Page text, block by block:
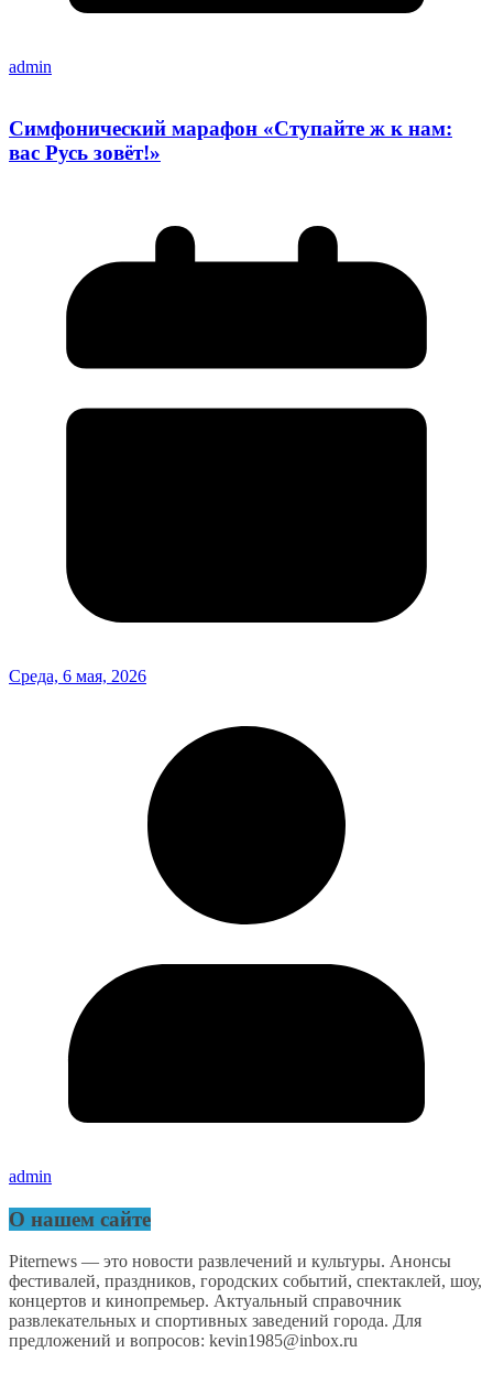
admin
Симфонический марафон «Ступайте ж к нам:
вас Русь зовёт!»
Среда, 6 мая, 2026
admin
О нашем сайте
Piternews — это новости развлечений и культуры. Анонсы
фестивалей, праздников, городских событий, спектаклей, шоу,
концертов и кинопремьер. Актуальный справочник
развлекательных и спортивных заведений города. Для
предложений и вопросов: kevin1985@inbox.ru